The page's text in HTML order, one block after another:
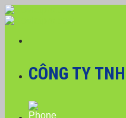
Skip
to
CÔNG TY